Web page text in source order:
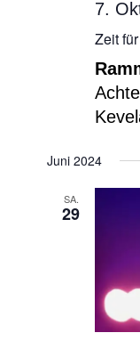
7.
Zeit
Juni 2024
SA.
29